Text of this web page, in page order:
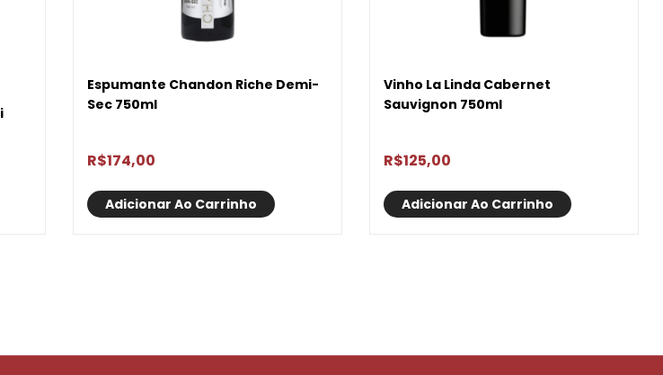
Espumante Chandon Riche Demi-
Sec 750ml
R$174,00
Adicionar Ao Carrinho
Vinho La Linda Cabernet
Sauvignon 750ml
R$125,00
Adicionar Ao Carrinho